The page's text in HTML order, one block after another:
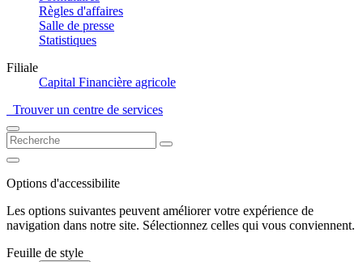
Règles d'affaires
Salle de presse
Statistiques
Filiale
Capital Financière agricole
Trouver un centre de services
Options d'accessibilite
Les options suivantes peuvent améliorer votre expérience de
navigation dans notre site. Sélectionnez celles qui vous conviennent.
Feuille de style